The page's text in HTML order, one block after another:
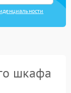
шкафа